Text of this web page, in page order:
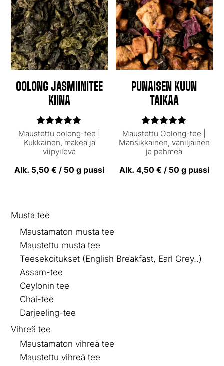
Musta tee
Maustamaton musta tee
Maustettu musta tee
Teesekoitukset (English Breakfast, Earl Grey..)
Assam-tee
Ceylonin tee
Chai-tee
Darjeeling-tee
Vihreä tee
Maustamaton vihreä tee
Maustettu vihreä tee
OOLONG JASMIINITEE
KIINA
Arvostelu
tuotteesta:
5.00
/ 5
Maustettu oolong-tee |
Kukkainen, makea ja
viipyilevä
Alk.5,50€ / 50 g pussi
PUNAISEN KUUN
TAIKAA
Arvostelu
tuotteesta:
5.00
Maustettu Oolong-tee |
Mansikkainen, vaniljainen
ja pehmeä
Alk. 4,50 € / 50 g pussi